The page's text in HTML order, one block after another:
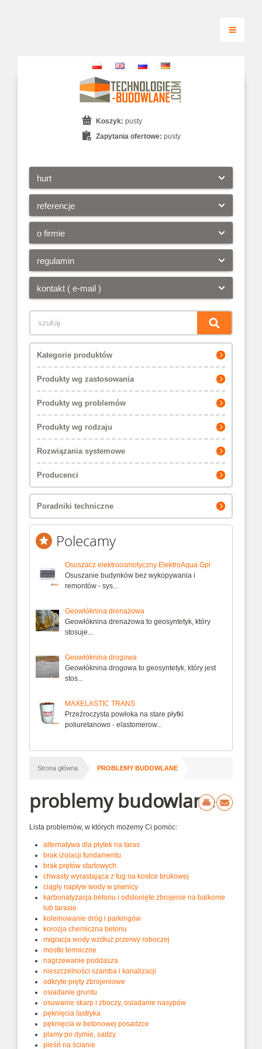
hurt
referencje
o firmie
regulamin
kontakt ( e-mail )
Koszyk: pusty
Zapytania ofertowe: pusty
Kategorie produktów
Produkty wg zastosowania
Produkty wg problemów
Produkty wg rodzaju
Rozwiązania systemowe
Producenci
Poradniki techniczne
Polecamy
Osuszacz elektroosmotyczny ElektroAqua Gpl
Osuszanie budynków bez wykopywania i
remontów - sys...
Geowłóknina drenażowa
Geowłóknina drenażowa to geosyntetyk, który
stosuje...
Geowłóknina drogowa
Geowłóknina drogowa to geosyntetyk, który jest
stos...
MAXELASTIC TRANS
Przeźroczysta powłoka na stare płytki
poliuretanowo - elastomerow...
Strona główna PROBLEMY BUDOWLANE
problemy budowlane
Lista problemów, w których możemy Ci pomóc:
alternatywa dla płytek na taras
brak izolacji fundamentu
brak prętów startowych
chwasty wyrastająca z fug na kostce brukowej
ciągły napływ wody w piwnicy
karbonatyzacja betonu i odsłonięte zbrojenie na balkonie
lub tarasie
koleinowanie dróg i parkingów
korozja chemiczna betonu
migracja wody wzdłuż przerwy roboczej
mostki termiczne
nagrzewanie poddasza
nieszczelności szamba i kanalizacji
odkryte pręty zbrojeniowe
osiadanie gruntu
osuwanie skarp i zboczy, osiadanie nasypów
pęknięcia lastryka
pęknięcia w betonowej posadzce
plamy po dymie, sadzy
pleśń na ścianie